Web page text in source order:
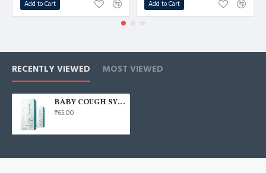
Add to Cart Add to Cart
RECENTLY VIEWED MOST VIEWED
BABY COUGH SYRUP
₹65.00